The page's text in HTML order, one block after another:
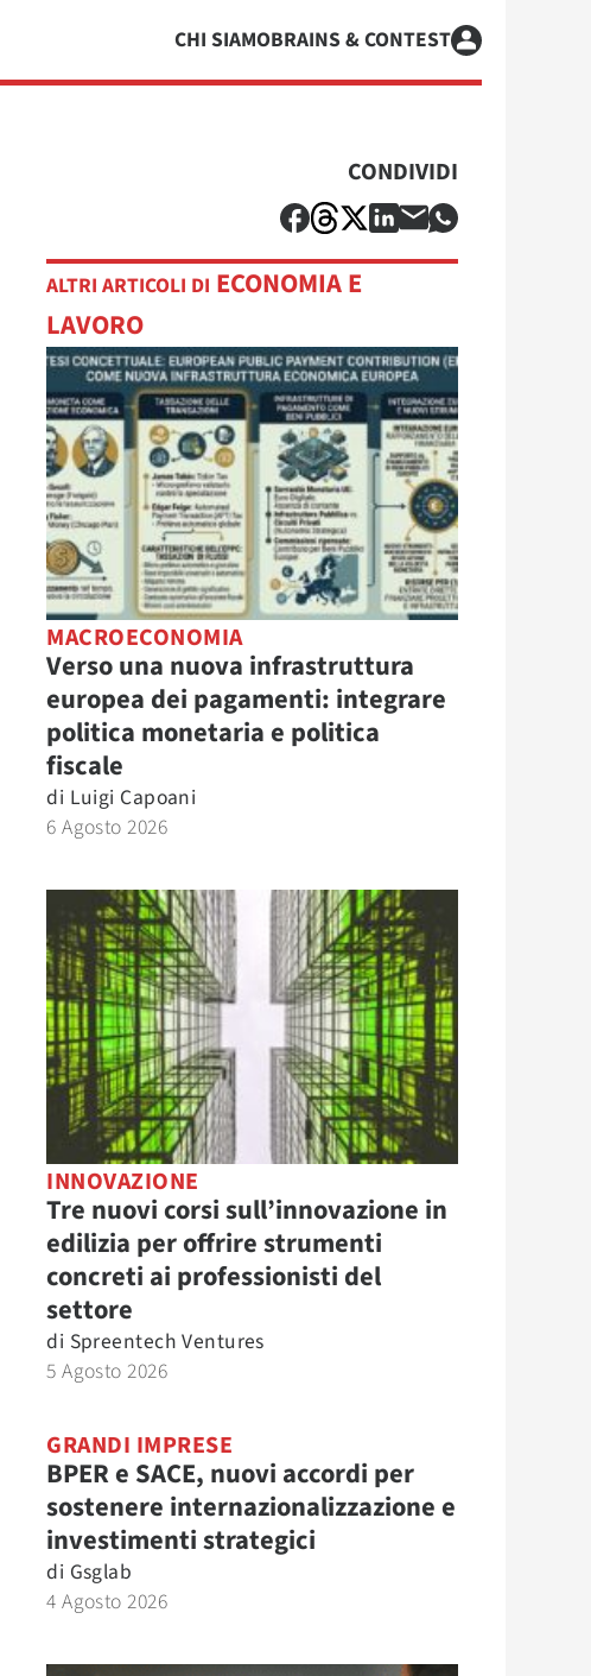
CHI SIAMOBRAINS & CONTEST
CONDIVIDI
ALTRI ARTICOLI DI ECONOMIA E
LAVORO
MACROECONOMIA
Verso una nuova infrastruttura
europea dei pagamenti: integrare
politica monetaria e politica
fiscale
di Luigi Capoani
6 Agosto 2026
INNOVAZIONE
Tre nuovi corsi sull’innovazione in
edilizia per offrire strumenti
concreti ai professionisti del
settore
di Spreentech Ventures
5 Agosto 2026
GRANDI IMPRESE
BPER e SACE, nuovi accordi per
sostenere internazionalizzazione e
investimenti strategici
di Gsglab
4 Agosto 2026